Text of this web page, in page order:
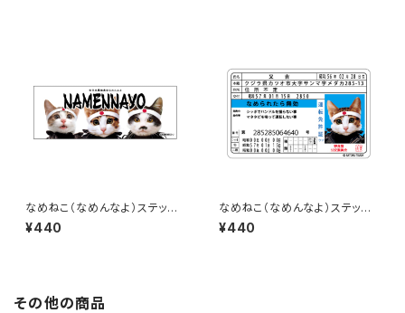
なめねこ（なめんなよ）ステッカ
ー C-3
¥440
なめねこ（なめんなよ）ステッカ
ー D-2
¥440
その他の商品